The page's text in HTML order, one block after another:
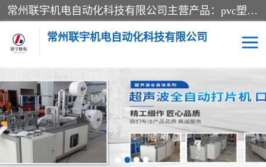
常州联宇机电自动化科技有限公司主营产品：pvc塑料焊机、高频热合机、软膜天花压边机、服装布料凹凸压花机、布料3d压印设备、服装植胶设备、超声波布料花边机、无纺布热合机、全自动压花机。
常州联宇机电自动化科技有限公司
压花定型机以及压花模具 超声波热合机
高频热合机 超声波花边机
超声波复合压花机 凹凸压花机压标机